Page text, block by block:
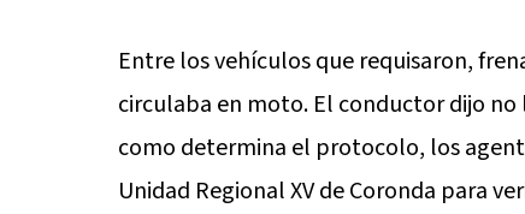
Entre los vehículos que requisaron,
circulaba en moto. El conductor dijo
como determina el protocolo, los
Unidad Regional XV de Coronda para